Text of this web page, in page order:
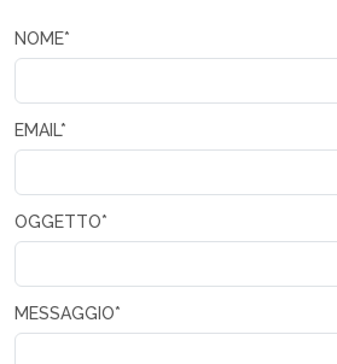
NOME*
EMAIL*
OGGETTO*
MESSAGGIO*